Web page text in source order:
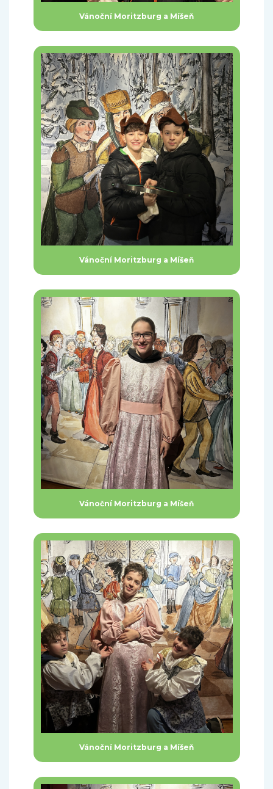
Vánoční Moritzburg a Míšeň
Vánoční Moritzburg a Míšeň
Vánoční Moritzburg a Míšeň
Vánoční Moritzburg a Míšeň